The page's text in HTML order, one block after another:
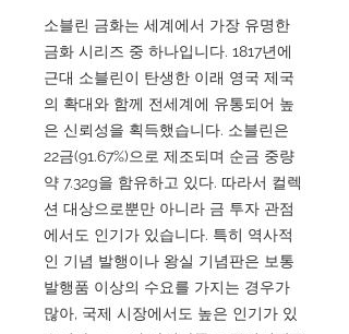
소블린 금화는 세계에서 가장 유명한
금화 시리즈 중 하나입니다. 1817년에
근대 소블린이 탄생한 이래 영국 제국
의 확대와 함께 전세계에 유통되어 높
은 신뢰성을 획득했습니다. 소블린은
22금(91.67%)으로 제조되며 순금 중량
약 7.32g을 함유하고 있다. 따라서 컬렉
션 대상으로뿐만 아니라 금 투자 관점
에서도 인기가 있습니다. 특히 역사적
인 기념 발행이나 왕실 기념판은 보통
발행품 이상의 수요를 가지는 경우가
많아, 국제 시장에서도 높은 인기가 있